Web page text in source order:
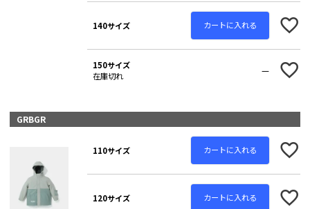
140サイズ カートに入れる
150サイズ
在庫切れ
—
GRBGR
110サイズ カートに入れる
120サイズ カートに入れる